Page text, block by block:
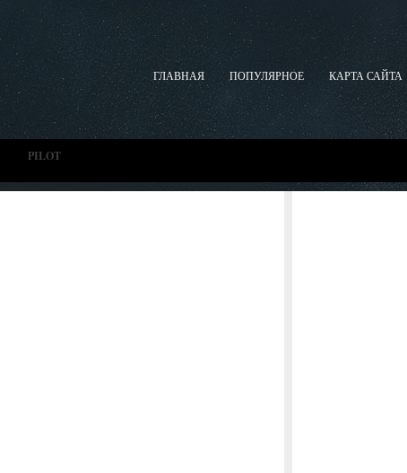
ГЛАВНАЯ ПОПУЛЯРНОЕ КАРТА САЙТА
PILOT